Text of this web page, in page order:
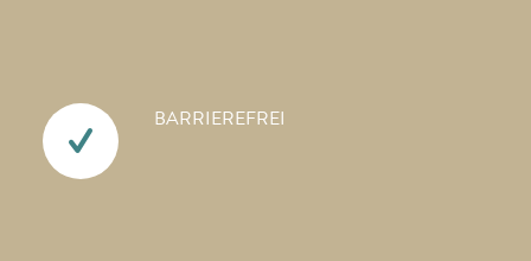
BARRIEREFREI